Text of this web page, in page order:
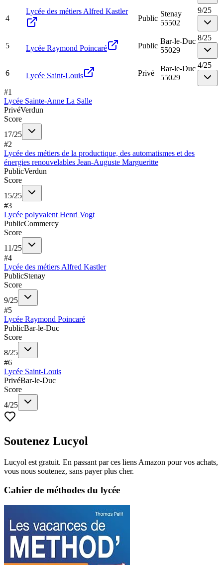
4
Lycée des métiers Alfred Kastler
Public
Stenay
55502
9/25
5 Lycée Raymond Poincaré Public
Bar-le-Duc
55029
8/25
6 Lycée Saint-Louis Privé
Bar-le-Duc
55029
4/25
#1
Lycée Sainte-Anne La Salle
PrivéVerdun
Score
17/25
#2
Lycée des métiers de la productique, des automatismes et des
énergies renouvelables Jean-Auguste Margueritte
PublicVerdun
Score
15/25
#3
Lycée polyvalent Henri Vogt
PublicCommercy
Score
11/25
#4
Lycée des métiers Alfred Kastler
PublicStenay
Score
9/25
#5
Lycée Raymond Poincaré
PublicBar-le-Duc
Score
8/25
#6
Lycée Saint-Louis
PrivéBar-le-Duc
Score
4/25
Soutenez Lucyol
Lucyol est gratuit. En passant par ces liens Amazon pour vos achats,
vous nous soutenez, sans payer plus cher.
Cahier de méthodes du lycée